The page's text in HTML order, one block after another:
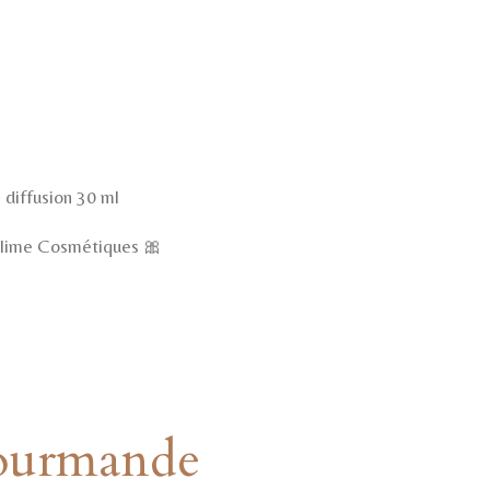
diffusion 30 ml
Cosmétiques 🎀